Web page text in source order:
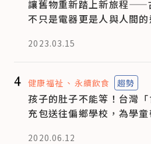
讓舊物重新踏上新旅程——
不只是電器更是人與人間
2023.03.15
4 健康福祉 永續飲食 趨勢
孩子的肚子不能等！台灣
充包送往偏鄉學校，為學
2020.06.12